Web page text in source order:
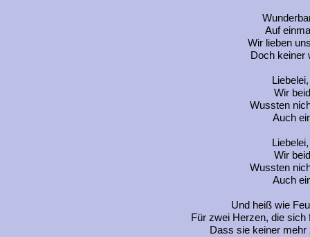
Auf
Wir lieben
Doch keiner
Wir
Wussten
Auch
Wir
Wussten
Auch
Und heiß wie
Für zwei Herzen, die
Dass sie keiner